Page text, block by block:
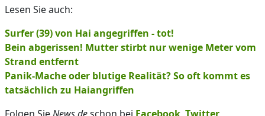
Lesen Sie auch:
Surfer (39) von Hai angegriffen - tot!
Bein abgerissen! Mutter stirbt nur wenige Meter vom
Strand entfernt
Panik-Mache oder blutige Realität? So oft kommt es
tatsächlich zu Haiangriffen